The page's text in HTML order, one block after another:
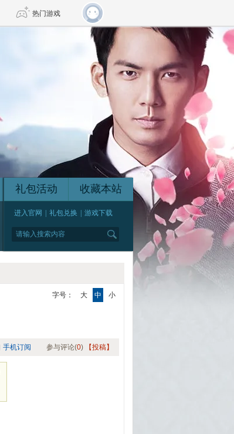
热门游戏
礼包活动 收藏本站
进入官网 礼包兑换 游戏下载
字号： 大 中 小
手机订阅 参与评论(0) 【投稿】